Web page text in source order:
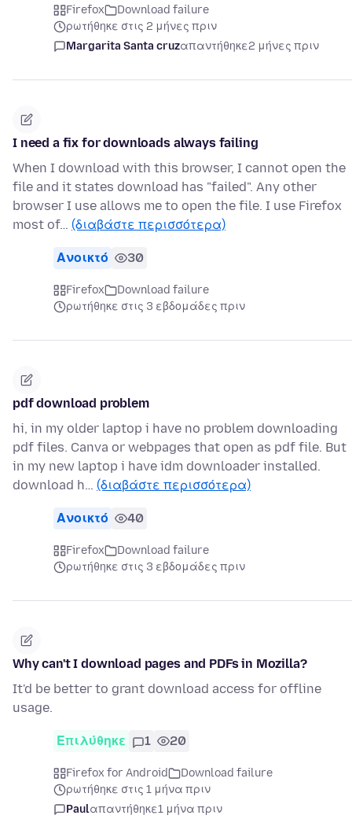
Firefox
Download failure
ρωτήθηκε στις 2 μήνες πριν
Margarita Santa cruzαπαντήθηκε2 μήνες πριν
I need a fix for downloads always failing
When I download with this browser, I cannot open the
file and it states download has "failed". Any other
browser I use allows me to open the file. I use Firefox
most of… (διαβάστε περισσότερα)
Ανοικτό 30
Firefox
Download failure
ρωτήθηκε στις 3 εβδομάδες πριν
pdf download problem
hi, in my older laptop i have no problem downloading
pdf files. Canva or webpages that open as pdf file. But
in my new laptop i have idm downloader installed.
download h… (διαβάστε περισσότερα)
Ανοικτό 40
Firefox
Download failure
ρωτήθηκε στις 3 εβδομάδες πριν
Why can't I download pages and PDFs in Mozilla?
It'd be better to grant download access for offline
usage.
Επιλύθηκε 1 20
Firefox for Android
Download failure
ρωτήθηκε στις 1 μήνα πριν
Paulαπαντήθηκε1 μήνα πριν